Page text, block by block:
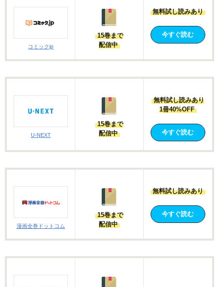
コミックjp
15巻まで
配信中
無料試し読みあり
今すぐ読む
U-NEXT
15巻まで
配信中
無料試し読みあり
1冊40%OFF
今すぐ読む
漫画全巻ドットコム
15巻まで
配信中
無料試し読みあり
今すぐ読む